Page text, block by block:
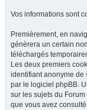
Vos informations sont
Premièrement, en
génèrera un certain
téléchargés
Les deux premiers
identifiant anonyme de
par le logiciel phpBB.
sur les sujets du
que vous avez